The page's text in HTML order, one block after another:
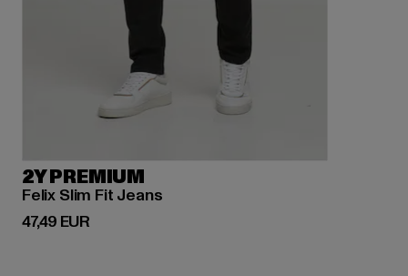
2Y PREMIUM
Felix Slim Fit Jeans
47,49 EUR
Prix courant: 47,49 EUR